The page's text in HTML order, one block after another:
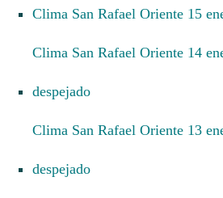
Clima San Rafael Oriente 15
Clima San Rafael Oriente 14 enero 2026 cielo
despejado
Clima San Rafael Oriente 13 enero 2026 cielo
despejado